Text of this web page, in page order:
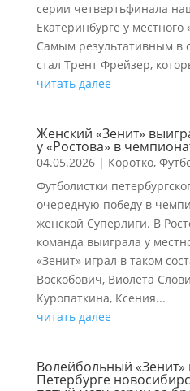
серии четвертьфинала
Екатеринбурге у
Самым результативным в
стал Трент Фрейзер,
читать далее
Женский «Зенит»
у «Ростова» в
04.05.2026| Коротко,
Футболистки
очередную победу в
женской Суперлиги. В
команда выиграла у
«Зенит» играл в таком
Воскобович, Виолета
Куропаткина, Ксения...
читать далее
Волейбольный «Зенит»
Петербурге